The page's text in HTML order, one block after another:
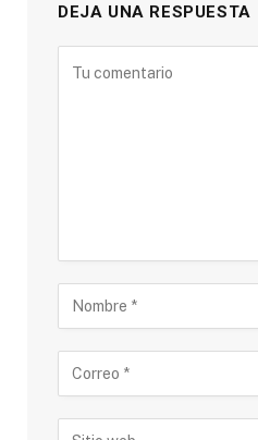
DEJA UNA RESPUESTA